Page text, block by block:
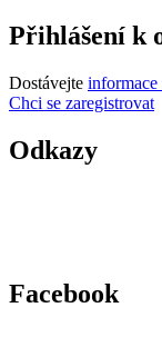
Přihlášení k
Dostávejte informace
Chci se zaregistrovat
Odkazy
Facebook